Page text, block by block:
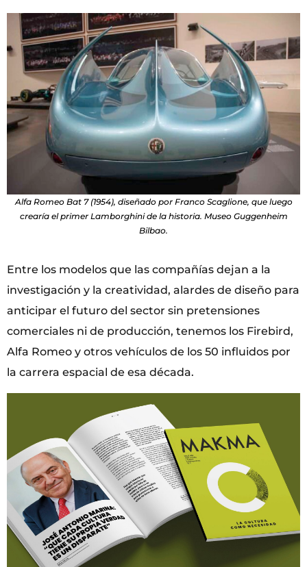
Alfa Romeo Bat 7 (1954), diseñado por Franco Scaglione, que luego
crearía el primer Lamborghini de la historia. Museo Guggenheim
Bilbao.
Entre los modelos que las compañías dejan a la
investigación y la creatividad, alardes de diseño para
anticipar el futuro del sector sin pretensiones
comerciales ni de producción, tenemos los Firebird,
Alfa Romeo y otros vehículos de los 50 influidos por
la carrera espacial de esa década.